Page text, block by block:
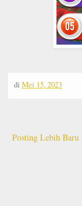
di Mei 15, 2023
Posting Lebih Baru